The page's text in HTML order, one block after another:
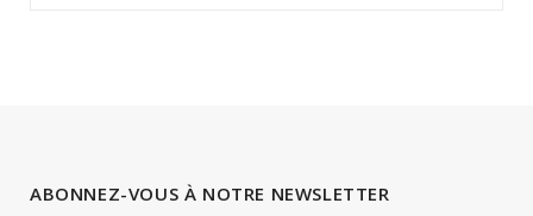
ABONNEZ-VOUS À NOTRE NEWSLETTER